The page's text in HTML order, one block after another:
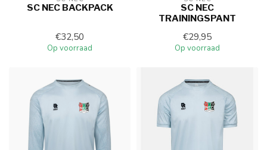
SC NEC BACKPACK
€32,50
Op voorraad
SC NEC
TRAININGSPANT
€29,95
Op voorraad